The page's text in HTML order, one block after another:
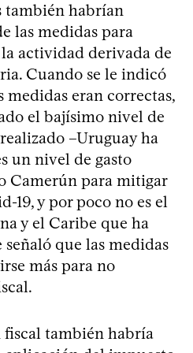
también habrían
las medidas para
actividad derivada de
Cuando se le indicó
medidas eran correctas,
el bajísimo nivel de
–Uruguay ha
un nivel de gasto
Camerún para mitigar
19, y por poco no es el
y el Caribe que ha
señaló que las medidas
más para no
fiscal también habría